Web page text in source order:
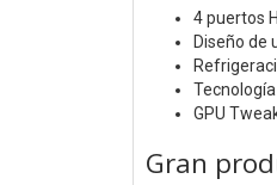
4 puertos
Diseño de
GPU
Gran